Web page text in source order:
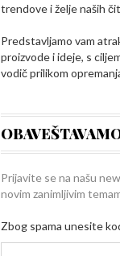
trendove i želje naših
Predstavljamo vam
proizvode i ideje, s
vodič prilikom
Prijavite se na našu
novim zanimljivim
Zbog spama unesite